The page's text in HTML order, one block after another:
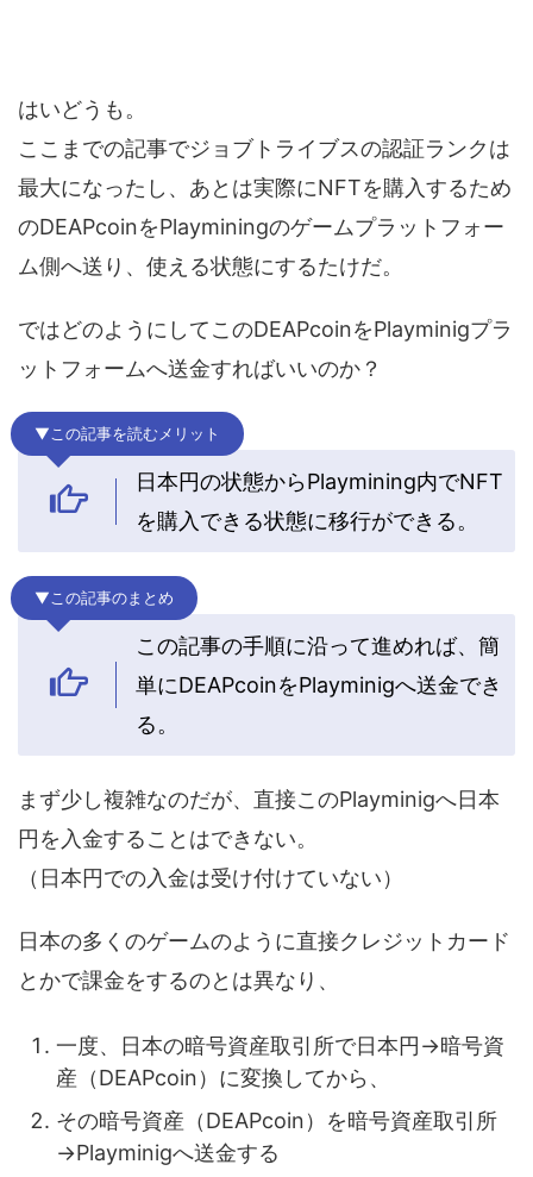
はいどうも。
ここまでの記事でジョブトライブスの認証ランクは
最大になったし、あとは実際にNFTを購入するため
のDEAPcoinをPlayminingのゲームプラットフォー
ム側へ送り、使える状態にするたけだ。
ではどのようにしてこのDEAPcoinをPlayminigプラ
ットフォームへ送金すればいいのか？
▼この記事を読むメリット
日本円の状態からPlaymining内でNFT
を購入できる状態に移行ができる。
▼この記事のまとめ
この記事の手順に沿って進めれば、簡
単にDEAPcoinをPlayminigへ送金でき
る。
まず少し複雑なのだが、直接このPlayminigへ日本
円を入金することはできない。
（日本円での入金は受け付けていない）
日本の多くのゲームのように直接クレジットカード
とかで課金をするのとは異なり、
一度、日本の暗号資産取引所で日本円→暗号資
産（DEAPcoin）に変換してから、
その暗号資産（DEAPcoin）を暗号資産取引所
→Playminigへ送金する